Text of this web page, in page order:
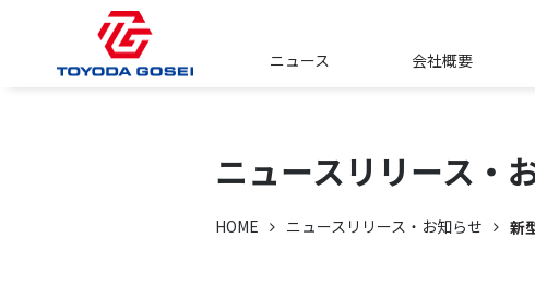
ニュース 会社概要
ニュースリリース・
HOME ニュースリリース・お知らせ 新